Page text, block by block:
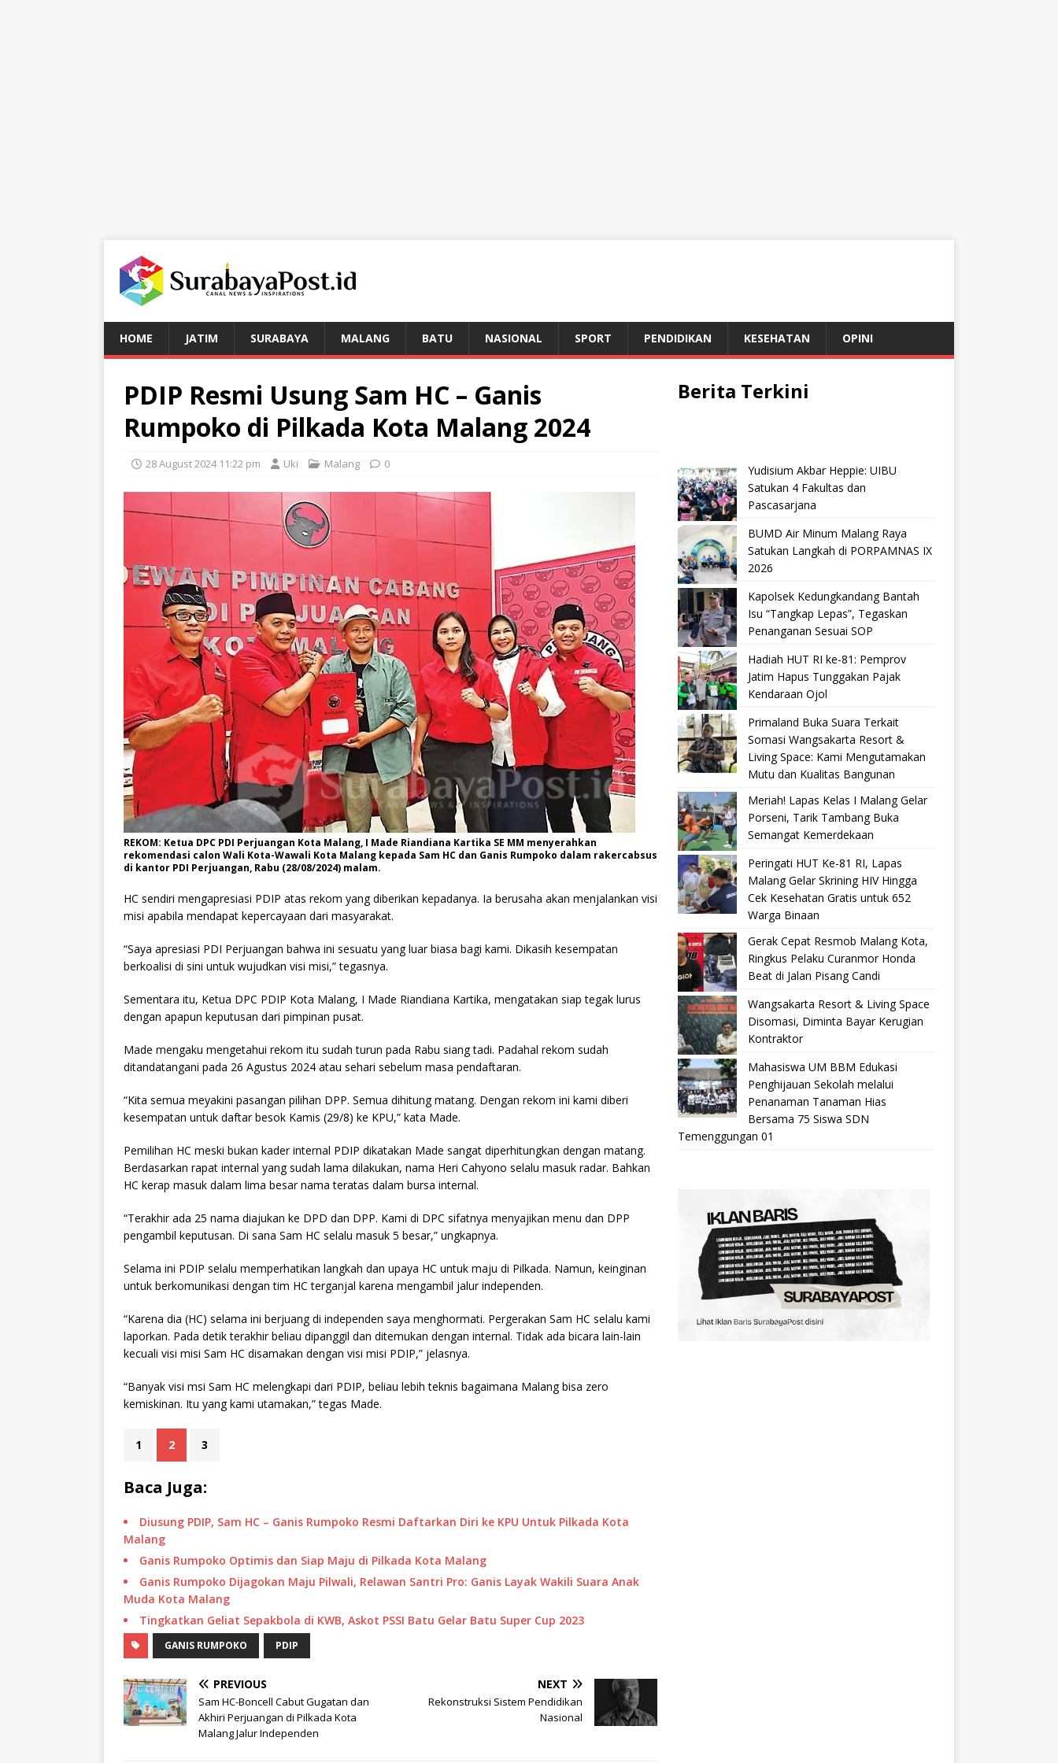
HOME JATIM SURABAYA MALANG BATU NASIONAL SPORT PENDIDIKAN KESEHATAN OPINI
PDIP Resmi Usung Sam HC – Ganis
Rumpoko di Pilkada Kota Malang 2024
28 August 2024 11:22 pm Uki Malang 0
REKOM: Ketua DPC PDI Perjuangan Kota Malang, I Made Riandiana Kartika SE MM menyerahkan
rekomendasi calon Wali Kota-Wawali Kota Malang kepada Sam HC dan Ganis Rumpoko dalam rakercabsus
di kantor PDI Perjuangan, Rabu (28/08/2024) malam.
HC sendiri mengapresiasi PDIP atas rekom yang diberikan kepadanya. Ia berusaha akan menjalankan visi
misi apabila mendapat kepercayaan dari masyarakat.
“Saya apresiasi PDI Perjuangan bahwa ini sesuatu yang luar biasa bagi kami. Dikasih kesempatan
berkoalisi di sini untuk wujudkan visi misi,” tegasnya.
Sementara itu, Ketua DPC PDIP Kota Malang, I Made Riandiana Kartika, mengatakan siap tegak lurus
dengan apapun keputusan dari pimpinan pusat.
Made mengaku mengetahui rekom itu sudah turun pada Rabu siang tadi. Padahal rekom sudah
ditandatangani pada 26 Agustus 2024 atau sehari sebelum masa pendaftaran.
“Kita semua meyakini pasangan pilihan DPP. Semua dihitung matang. Dengan rekom ini kami diberi
kesempatan untuk daftar besok Kamis (29/8) ke KPU,” kata Made.
Pemilihan HC meski bukan kader internal PDIP dikatakan Made sangat diperhitungkan dengan matang.
Berdasarkan rapat internal yang sudah lama dilakukan, nama Heri Cahyono selalu masuk radar. Bahkan
HC kerap masuk dalam lima besar nama teratas dalam bursa internal.
“Terakhir ada 25 nama diajukan ke DPD dan DPP. Kami di DPC sifatnya menyajikan menu dan DPP
pengambil keputusan. Di sana Sam HC selalu masuk 5 besar,” ungkapnya.
Selama ini PDIP selalu memperhatikan langkah dan upaya HC untuk maju di Pilkada. Namun, keinginan
untuk berkomunikasi dengan tim HC terganjal karena mengambil jalur independen.
“Karena dia (HC) selama ini berjuang di independen saya menghormati. Pergerakan Sam HC selalu kami
laporkan. Pada detik terakhir beliau dipanggil dan ditemukan dengan internal. Tidak ada bicara lain-lain
kecuali visi misi Sam HC disamakan dengan visi misi PDIP,” jelasnya.
“Banyak visi msi Sam HC melengkapi dari PDIP, beliau lebih teknis bagaimana Malang bisa zero
kemiskinan. Itu yang kami utamakan,” tegas Made.
1 2 3
Baca Juga:
Diusung PDIP, Sam HC – Ganis Rumpoko Resmi Daftarkan Diri ke KPU Untuk Pilkada Kota
Malang
Ganis Rumpoko Optimis dan Siap Maju di Pilkada Kota Malang
Ganis Rumpoko Dijagokan Maju Pilwali, Relawan Santri Pro: Ganis Layak Wakili Suara Anak
Muda Kota Malang
Tingkatkan Geliat Sepakbola di KWB, Askot PSSI Batu Gelar Batu Super Cup 2023
GANIS RUMPOKO PDIP
PREVIOUS
Sam HC-Boncell Cabut Gugatan dan
Akhiri Perjuangan di Pilkada Kota
Malang Jalur Independen
NEXT
Rekonstruksi Sistem Pendidikan
Nasional
Berita Terkini
Yudisium Akbar Heppie: UIBU
Satukan 4 Fakultas dan
Pascasarjana
BUMD Air Minum Malang Raya
Satukan Langkah di PORPAMNAS IX
2026
Kapolsek Kedungkandang Bantah
Isu “Tangkap Lepas”, Tegaskan
Penanganan Sesuai SOP
Hadiah HUT RI ke-81: Pemprov
Jatim Hapus Tunggakan Pajak
Kendaraan Ojol
Primaland Buka Suara Terkait
Somasi Wangsakarta Resort &
Living Space: Kami Mengutamakan
Mutu dan Kualitas Bangunan
Meriah! Lapas Kelas I Malang Gelar
Porseni, Tarik Tambang Buka
Semangat Kemerdekaan
Peringati HUT Ke-81 RI, Lapas
Malang Gelar Skrining HIV Hingga
Cek Kesehatan Gratis untuk 652
Warga Binaan
Gerak Cepat Resmob Malang Kota,
Ringkus Pelaku Curanmor Honda
Beat di Jalan Pisang Candi
Wangsakarta Resort & Living Space
Disomasi, Diminta Bayar Kerugian
Kontraktor
Mahasiswa UM BBM Edukasi
Penghijauan Sekolah melalui
Penanaman Tanaman Hias
Bersama 75 Siswa SDN
Temenggungan 01